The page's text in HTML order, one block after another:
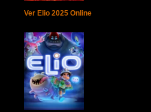
Ver Elio 2025 Online